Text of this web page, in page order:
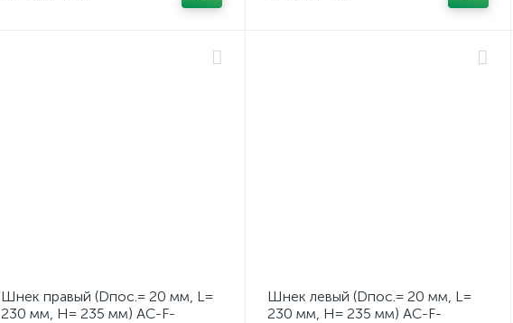
Шнек правый (Dпос.= 20 мм, L=
230 мм, H= 235 мм) AC-F-
Шнек левый (Dпос.= 20 мм, L=
230 мм, H= 235 мм) AC-F-